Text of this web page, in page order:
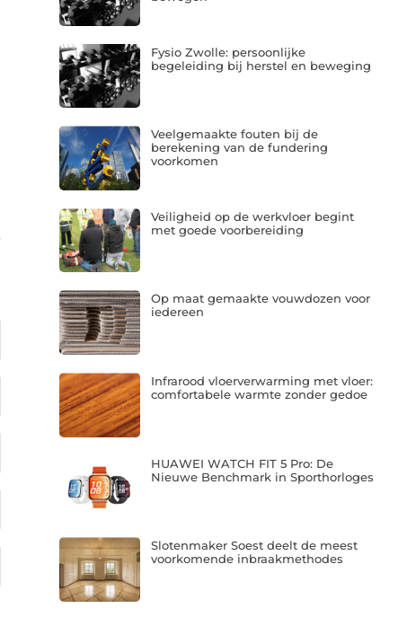
Fysio Zwolle: persoonlijke
begeleiding bij herstel en beweging
Veelgemaakte fouten bij de
berekening van de fundering
voorkomen
Veiligheid op de werkvloer begint
met goede voorbereiding
Op maat gemaakte vouwdozen voor
iedereen
Infrarood vloerverwarming met vloer:
comfortabele warmte zonder gedoe
HUAWEI WATCH FIT 5 Pro: De
Nieuwe Benchmark in Sporthorloges
Slotenmaker Soest deelt de meest
voorkomende inbraakmethodes